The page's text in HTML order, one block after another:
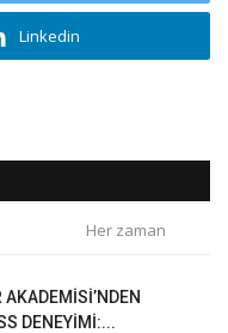
Linkedin
Her zaman
DENEYİMİ:...